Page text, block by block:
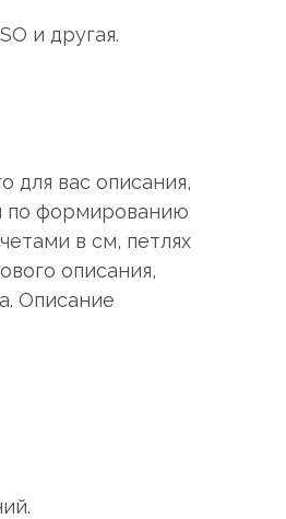
и другая.
для вас описания,
по формированию
в см, петлях
описания,
Описание